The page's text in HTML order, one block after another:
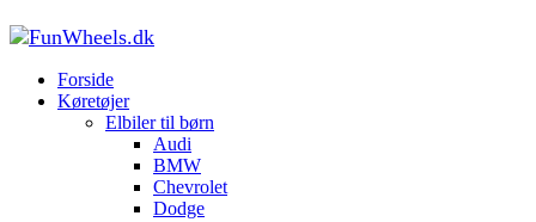
Forside
Køretøjer
Elbiler til børn
Audi
BMW
Chevrolet
Dodge